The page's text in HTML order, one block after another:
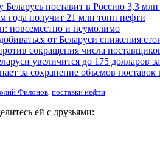
Беларусь поставит в Россию 3,3
года получит 21 млн тонн нефти
повсеместно и неумолимо
от Беларуси снижения
сокращения числа
увеличится до 175 долларов
за сохранение объемов поставок
Филонов поставки нефти
ей с друзьями: